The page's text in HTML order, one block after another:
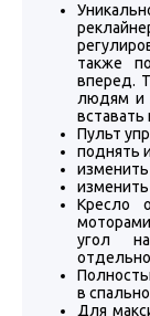
также
вперед.
людям и
вставать
Пульт
поднять
изменить
Кресло
угол
в
Для